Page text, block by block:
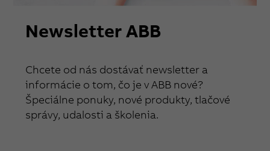
Newsletter ABB
Chcete od nás dostávať newsletter a
informácie o tom, čo je v ABB nové?
Špeciálne ponuky, nové produkty, tlačové
správy, udalosti a školenia.